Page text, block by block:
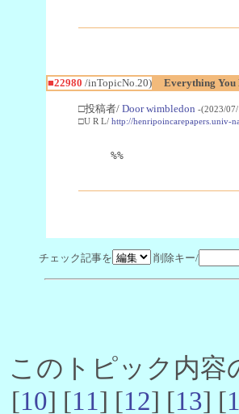
■22980 /inTopicNo.20) Everything You
□投稿者/ Door wimbledon -(2023/
□U R L/ http://henripoincarepapers.univ-
%%
チェック記事を 削除キー/
このトピック内容
[10] [11] [12] [13] [